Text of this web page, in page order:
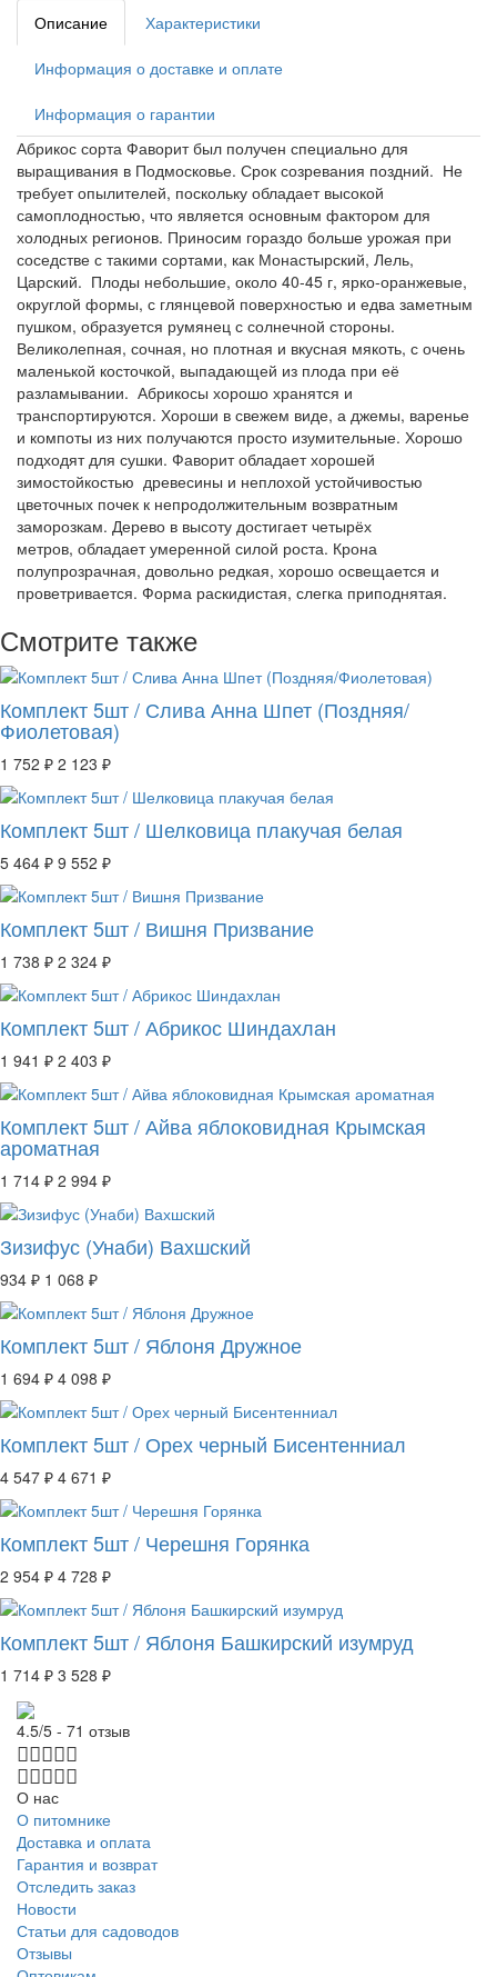
Описание Характеристики
Информация о доставке и оплате
Информация о гарантии
Абрикос сорта Фаворит был получен специально для
выращивания в Подмосковье. Срок созревания поздний. Не
требует опылителей, поскольку обладает высокой
самоплодностью, что является основным фактором для
холодных регионов. Приносим гораздо больше урожая при
соседстве с такими сортами, как Монастырский, Лель,
Царский. Плоды небольшие, около 40-45 г, ярко-оранжевые,
округлой формы, с глянцевой поверхностью и едва заметным
пушком, образуется румянец с солнечной стороны.
Великолепная, сочная, но плотная и вкусная мякоть, с очень
маленькой косточкой, выпадающей из плода при её
разламывании. Абрикосы хорошо хранятся и
транспортируются. Хороши в свежем виде, а джемы, варенье
и компоты из них получаются просто изумительные. Хорошо
подходят для сушки. Фаворит обладает хорошей
зимостойкостью древесины и неплохой устойчивостью
цветочных почек к непродолжительным возвратным
заморозкам. Дерево в высоту достигает четырёх
метров, обладает умеренной силой роста. Крона
полупрозрачная, довольно редкая, хорошо освещается и
проветривается. Форма раскидистая, слегка приподнятая.
Смотрите также
Комплект 5шт / Слива Анна Шпет (Поздняя/
Фиолетовая)
1 752 ₽ 2 123 ₽
Комплект 5шт / Шелковица плакучая белая
5 464 ₽ 9 552 ₽
Комплект 5шт / Вишня Призвание
1 738 ₽ 2 324 ₽
Комплект 5шт / Абрикос Шиндахлан
1 941 ₽ 2 403 ₽
Комплект 5шт / Айва яблоковидная Крымская
ароматная
1 714 ₽ 2 994 ₽
Зизифус (Унаби) Вахшский
934 ₽ 1 068 ₽
Комплект 5шт / Яблоня Дружное
1 694 ₽ 4 098 ₽
Комплект 5шт / Орех черный Бисентенниал
4 547 ₽ 4 671 ₽
Комплект 5шт / Черешня Горянка
2 954 ₽ 4 728 ₽
Комплект 5шт / Яблоня Башкирский изумруд
1 714 ₽ 3 528 ₽
4.5/5 - 71 отзыв
О нас
О питомнике
Доставка и оплата
Гарантия и возврат
Отследить заказ
Новости
Статьи для садоводов
Отзывы